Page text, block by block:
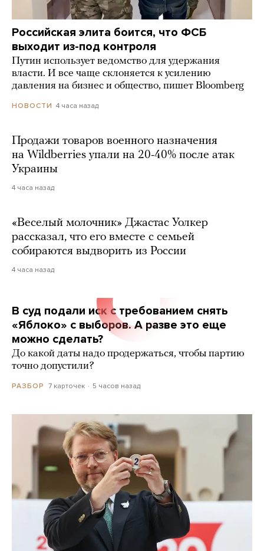
Российская элита боится, что ФСБ
выходит из-под контроля
Путин использует ведомство для удержания
власти. И все чаще склоняется к усилению
давления на бизнес и общество, пишет Bloomberg
НОВОСТИ 4 часа назад
Продажи товаров военного назначения
на Wildberries упали на 20-40% после атак
Украины
4 часа назад
«Веселый молочник» Джастас Уолкер
рассказал, что его вместе с семьей
собираются выдворить из России
4 часа назад
В суд подали иск с требованием снять
«Яблоко» с выборов. А разве это еще
можно сделать?
До какой даты надо продержаться, чтобы партию
точно допустили?
РАЗБОР 7 карточек 5 часов назад